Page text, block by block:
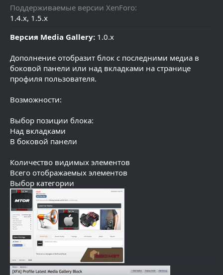
t
Поддерживаемые версии XenForo
1.4.x 1.5.x
Версия Media Gallery: 1.0.x
Дополнение отобразит блок с последними медиа в
боковой панели или над вкладками на странице
профиля пользователя.
Возможности:
Выбор позиции блока:
Над вкладками
В боковой панели
Количество видимых элементов
Всего отображаемых элементов
Выбор категории